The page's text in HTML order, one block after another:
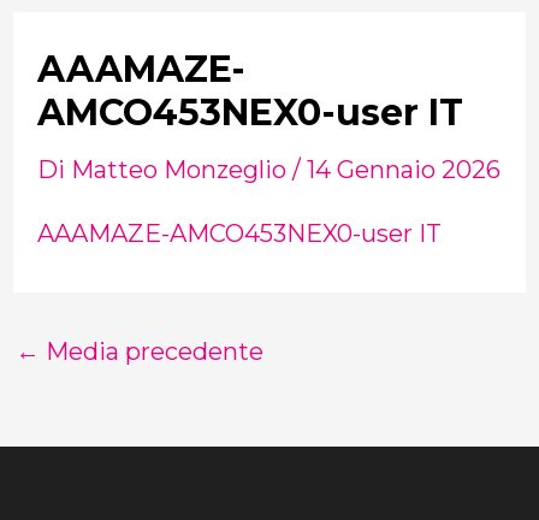
AAAMAZE-
AMCO453NEX0-user IT
Di Matteo Monzeglio / 14 Gennaio 2026
AAAMAZE-AMCO453NEX0-user IT
← Media precedente